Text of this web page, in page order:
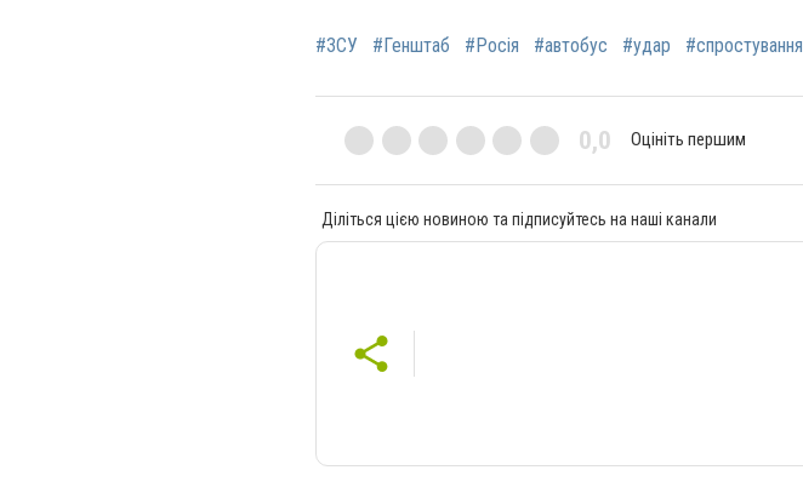
#ЗСУ #Генштаб #Росія #автобус #удар #спростування
0,0 Оцініть першим
Діліться цією новиною та підписуйтесь на наші канали